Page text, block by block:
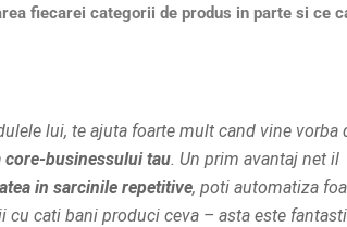
fiecarei categorii de produs in parte si ce
lui, te ajuta foarte mult cand vine vorba
core-businessului tau. Un prim avantaj net il
in sarcinile repetitive, poti automatiza
cu cati bani produci ceva – asta este